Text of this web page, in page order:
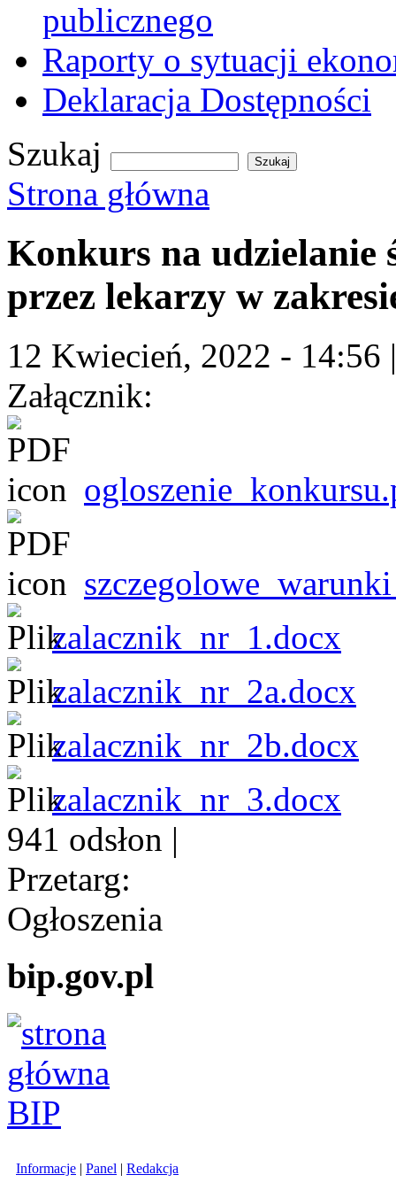
publicznego
Raporty o sytuacji
Deklaracja Dostępności
Formularz wyszukiwania
Szukaj
Jesteś tutaj
Strona główna
Konkurs na udzielanie
przez lekarzy w
12 Kwiecień, 2022 - 14:56
Załącznik:
zalacznik_nr_1.docx
zalacznik_nr_2a.docx
zalacznik_nr_2b.docx
zalacznik_nr_3.docx
941 odsłon |
Przetarg:
Ogłoszenia
bip.gov.pl
Informacje | Panel | Redakcja